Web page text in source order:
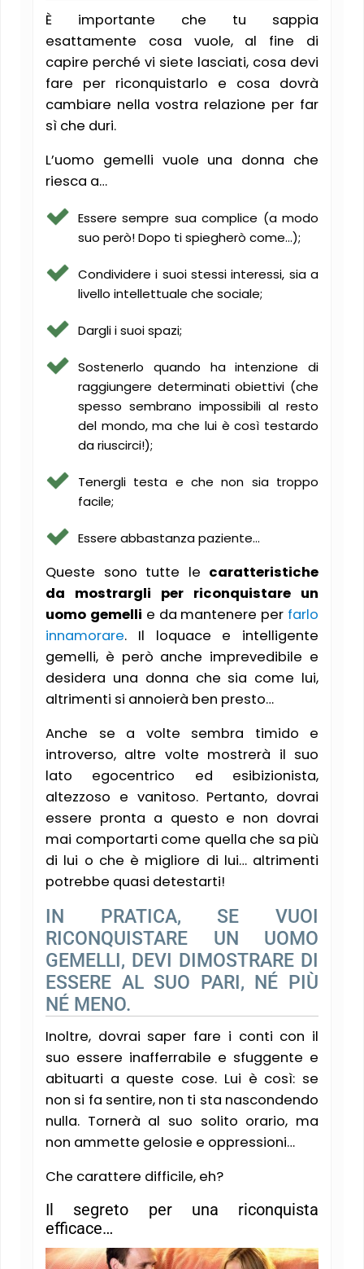
È importante che tu sappia
esattamente cosa vuole, al fine di
capire perché vi siete lasciati, cosa devi
fare per riconquistarlo e cosa dovrà
cambiare nella vostra relazione per far
sì che duri.
L’uomo gemelli vuole una donna che
riesca a…
Essere sempre sua complice (a modo
suo però! Dopo ti spiegherò come…);
Condividere i suoi stessi interessi, sia a
livello intellettuale che sociale;
Dargli i suoi spazi;
Sostenerlo quando ha intenzione di
raggiungere determinati obiettivi (che
spesso sembrano impossibili al resto
del mondo, ma che lui è così testardo
da riuscirci!);
Tenergli testa e che non sia troppo
facile;
Essere abbastanza paziente…
Queste sono tutte le caratteristiche
da mostrargli per riconquistare un
uomo gemelli e da mantenere per farlo
innamorare. Il loquace e intelligente
gemelli, è però anche imprevedibile e
desidera una donna che sia come lui,
altrimenti si annoierà ben presto…
Anche se a volte sembra timido e
introverso, altre volte mostrerà il suo
lato egocentrico ed esibizionista,
altezzoso e vanitoso. Pertanto, dovrai
essere pronta a questo e non dovrai
mai comportarti come quella che sa più
di lui o che è migliore di lui… altrimenti
potrebbe quasi detestarti!
IN PRATICA, SE VUOI
RICONQUISTARE UN UOMO
GEMELLI, DEVI DIMOSTRARE DI
ESSERE AL SUO PARI, NÉ PIÙ
NÉ MENO.
Inoltre, dovrai saper fare i conti con il
suo essere inafferrabile e sfuggente e
abituarti a queste cose. Lui è così: se
non si fa sentire, non ti sta nascondendo
nulla. Tornerà al suo solito orario, ma
non ammette gelosie e oppressioni…
Che carattere difficile, eh?
Il segreto per una riconquista
efficace…